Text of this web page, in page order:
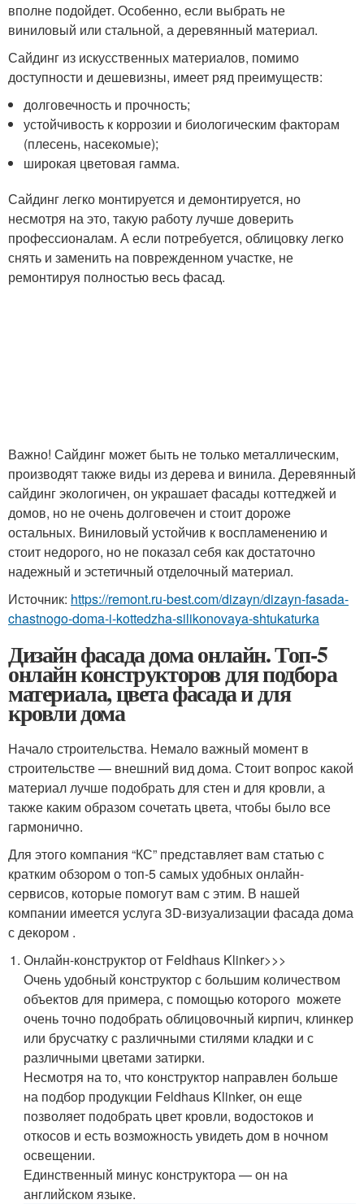
вполне подойдет. Особенно, если выбрать не
виниловый или стальной, а деревянный материал.
Сайдинг из искусственных материалов, помимо
доступности и дешевизны, имеет ряд преимуществ:
долговечность и прочность;
устойчивость к коррозии и биологическим факторам
(плесень, насекомые);
широкая цветовая гамма.
Сайдинг легко монтируется и демонтируется, но
несмотря на это, такую работу лучше доверить
профессионалам. А если потребуется, облицовку легко
снять и заменить на поврежденном участке, не
ремонтируя полностью весь фасад.
Важно! Сайдинг может быть не только металлическим,
производят также виды из дерева и винила. Деревянный
сайдинг экологичен, он украшает фасады коттеджей и
домов, но не очень долговечен и стоит дороже
остальных. Виниловый устойчив к воспламенению и
стоит недорого, но не показал себя как достаточно
надежный и эстетичный отделочный материал.
Источник: https://remont.ru-best.com/dizayn/dizayn-fasada-
chastnogo-doma-i-kottedzha-silikonovaya-shtukaturka
Дизайн фасада дома онлайн. Топ-5
онлайн конструкторов для подбора
материала, цвета фасада и для
кровли дома
Начало строительства. Немало важный момент в
строительстве — внешний вид дома. Стоит вопрос какой
материал лучше подобрать для стен и для кровли, а
также каким образом сочетать цвета, чтобы было все
гармонично.
Для этого компания “КС” представляет вам статью с
кратким обзором о топ-5 самых удобных онлайн-
сервисов, которые помогут вам с этим. В нашей
компании имеется услуга 3D-визуализации фасада дома
с декором .
Онлайн-конструктор от Feldhaus Klinker>>>
Очень удобный конструктор с большим количеством
объектов для примера, с помощью которого можете
очень точно подобрать облицовочный кирпич, клинкер
или брусчатку с различными стилями кладки и с
различными цветами затирки.
Несмотря на то, что конструктор направлен больше
на подбор продукции Feldhaus Klinker, он еще
позволяет подобрать цвет кровли, водостоков и
откосов и есть возможность увидеть дом в ночном
освещении.
Единственный минус конструктора — он на
английском языке.